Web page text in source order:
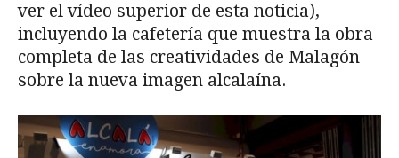
ver el vídeo superior de esta noticia),
incluyendo la cafetería que muestra la obra
completa de las creatividades de Malagón
sobre la nueva imagen alcalaína.